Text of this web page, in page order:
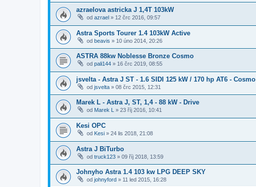
azraelova astricka J 1,4T 103kW
od azrael » 12 črc 2016, 09:57
Astra Sports Tourer 1.4 103kW Active
od beavis » 10 úno 2014, 20:26
ASTRA 88kw Noblesse Bronze Cosmo
od pali144 » 16 črc 2019, 08:55
jsvelta - Astra J ST - 1.6 SIDI 125 kW / 170 hp AT6 - Cosmo
od jsvelta » 08 črc 2015, 12:31
Marek L - Astra J, ST, 1,4 - 88 kW - Drive
od Marek L » 23 říj 2016, 10:41
Kesi OPC
od Kesi » 24 lis 2018, 21:08
Astra J BiTurbo
od truck123 » 09 říj 2018, 13:59
Johnyho Astra 1.4 103 kw LPG DEEP SKY
od johnyford » 11 led 2015, 16:28